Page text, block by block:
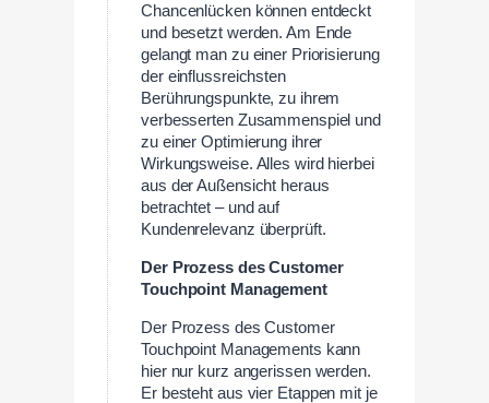
Chancenlücken können entdeckt
und besetzt werden. Am Ende
gelangt man zu einer Priorisierung
der einflussreichsten
Berührungspunkte, zu ihrem
verbesserten Zusammenspiel und
zu einer Optimierung ihrer
Wirkungsweise. Alles wird hierbei
aus der Außensicht heraus
betrachtet – und auf
Kundenrelevanz überprüft.
Der Prozess des Customer
Touchpoint Management
Der Prozess des Customer
Touchpoint Managements kann
hier nur kurz angerissen werden.
Er besteht aus vier Etappen mit je